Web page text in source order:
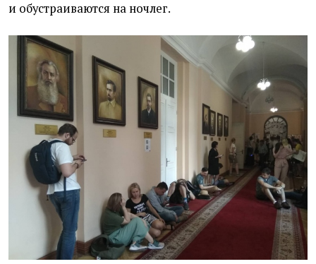
и обустраиваются на ночлег.